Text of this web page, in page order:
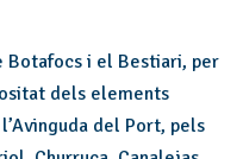
Botafocs i el Bestiari, per
dels elements
del Port, pels